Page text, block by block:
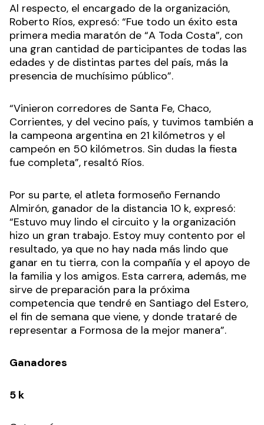
Al respecto, el encargado de la organización,
Roberto Ríos, expresó: “Fue todo un éxito esta
primera media maratón de “A Toda Costa”, con
una gran cantidad de participantes de todas las
edades y de distintas partes del país, más la
presencia de muchísimo público”.
“Vinieron corredores de Santa Fe, Chaco,
Corrientes, y del vecino país, y tuvimos también a
la campeona argentina en 21 kilómetros y el
campeón en 50 kilómetros. Sin dudas la fiesta
fue completa”, resaltó Ríos.
Por su parte, el atleta formoseño Fernando
Almirón, ganador de la distancia 10 k, expresó:
“Estuvo muy lindo el circuito y la organización
hizo un gran trabajo. Estoy muy contento por el
resultado, ya que no hay nada más lindo que
ganar en tu tierra, con la compañía y el apoyo de
la familia y los amigos. Esta carrera, además, me
sirve de preparación para la próxima
competencia que tendré en Santiago del Estero,
el fin de semana que viene, y donde trataré de
representar a Formosa de la mejor manera”.
Ganadores
5 k